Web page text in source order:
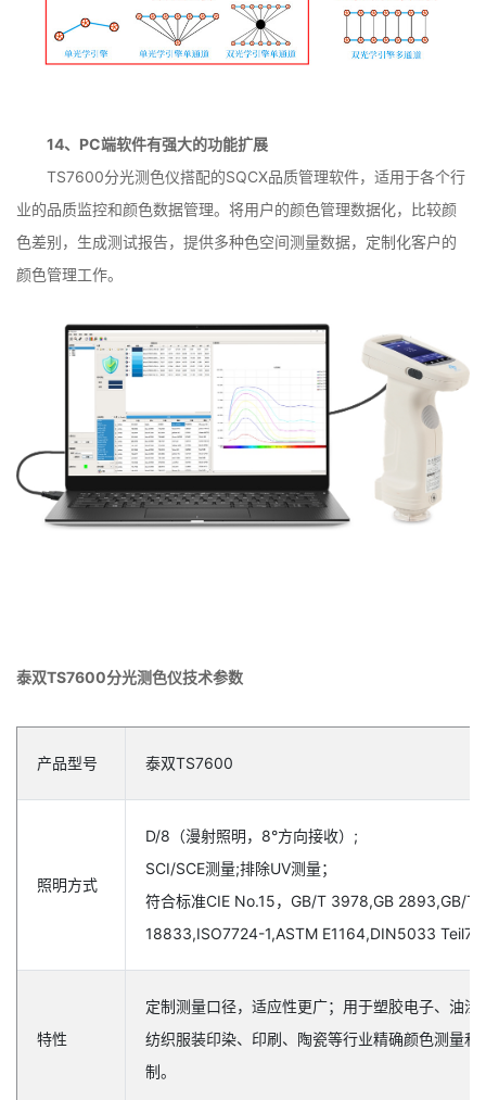
14、PC端软件有强大的功能扩展
TS7600分光测色仪搭配的SQCX品质管理软件，适用于各个行
业的品质监控和颜色数据管理。将用户的颜色管理数据化，比较颜
色差别，生成测试报告，提供多种色空间测量数据，定制化客户的
颜色管理工作。
泰双TS7600分光测色仪技术参数
产品型号 泰双TS7600
照明方式
D/8（漫射照明，8°方向接收）;
SCI/SCE测量;排除UV测量；
符合标准CIE No.15，GB/T 3978,GB 2893,GB/T
18833,ISO7724-1,ASTM E1164,DIN5033 Teil7
特性
定制测量口径，适应性更广；用于塑胶电子、油漆
纺织服装印染、印刷、陶瓷等行业精确颜色测量和
制。